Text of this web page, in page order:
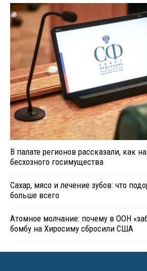
В палате регионов рассказали, как
бесхозного госимущества
Сахар, мясо и лечение зубов: что
больше всего
Атомное молчание: почему в ООН
бомбу на Хиросиму сбросили США